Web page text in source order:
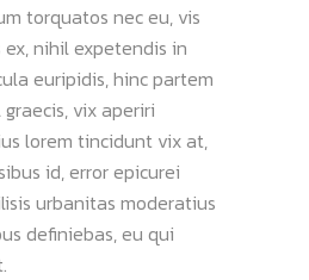
torquatos nec eu, vis
nihil expetendis in
euripidis, hinc partem
vix aperiri
lorem tincidunt vix at,
id, error epicurei
urbanitas moderatius
definiebas, eu qui